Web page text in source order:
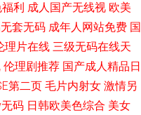
利 成人国产无线视 欧美
套无码 成年人网站免费 国
理片在线 三级无码在线天
伦理剧推荐 国产成人精品日
第二页 毛片内射女 激情另
码 日韩欧美色综合 美女